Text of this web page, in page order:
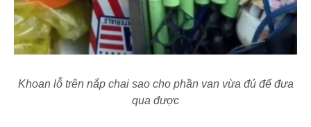
Khoan lỗ trên nắp chai sao cho phần van vừa đủ để đưa
qua được